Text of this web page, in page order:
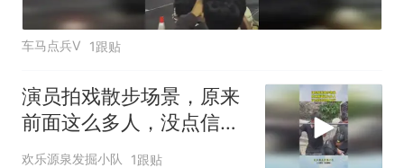
车马点兵V 1跟贴
演员拍戏散步场景，原来
前面这么多人，没点信念
感真不行！
欢乐源泉发掘小队 1跟贴